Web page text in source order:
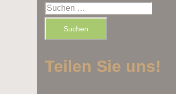
Suchen
nach:
Teilen Sie uns!